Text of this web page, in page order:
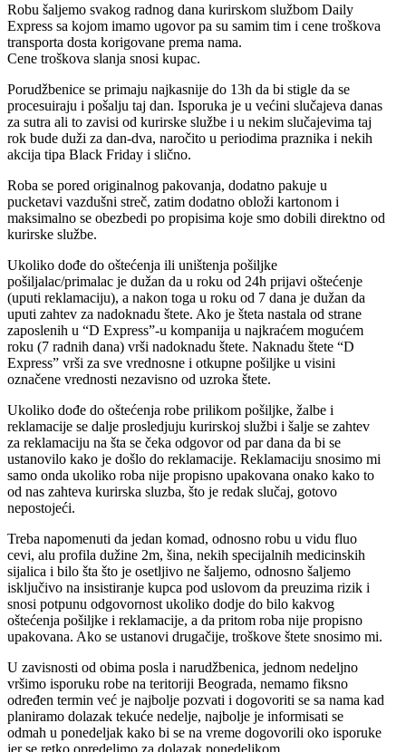
Robu šaljemo svakog radnog dana kurirskom službom Daily
Express sa kojom imamo ugovor pa su samim tim i cene troškova
transporta dosta korigovane prema nama.
Cene troškova slanja snosi kupac.
Porudžbenice se primaju najkasnije do 13h da bi stigle da se
procesuiraju i pošalju taj dan. Isporuka je u većini slučajeva danas
za sutra ali to zavisi od kurirske službe i u nekim slučajevima taj
rok bude duži za dan-dva, naročito u periodima praznika i nekih
akcija tipa Black Friday i slično.
Roba se pored originalnog pakovanja, dodatno pakuje u
pucketavi vazdušni streč, zatim dodatno obloži kartonom i
maksimalno se obezbedi po propisima koje smo dobili direktno od
kurirske službe.
Ukoliko dođe do oštećenja ili uništenja pošiljke
pošiljalac/primalac je dužan da u roku od 24h prijavi oštećenje
(uputi reklamaciju), a nakon toga u roku od 7 dana je dužan da
uputi zahtev za nadoknadu štete. Ako je šteta nastala od strane
zaposlenih u “D Express”-u kompanija u najkraćem mogućem
roku (7 radnih dana) vrši nadoknadu štete. Naknadu štete “D
Express” vrši za sve vrednosne i otkupne pošiljke u visini
označene vrednosti nezavisno od uzroka štete.
Ukoliko dođe do oštećenja robe prilikom pošiljke, žalbe i
reklamacije se dalje prosledjuju kurirskoj službi i šalje se zahtev
za reklamaciju na šta se čeka odgovor od par dana da bi se
ustanovilo kako je došlo do reklamacije. Reklamaciju snosimo mi
samo onda ukoliko roba nije propisno upakovana onako kako to
od nas zahteva kurirska sluzba, što je redak slučaj, gotovo
nepostojeći.
Treba napomenuti da jedan komad, odnosno robu u vidu fluo
cevi, alu profila dužine 2m, šina, nekih specijalnih medicinskih
sijalica i bilo šta što je osetljivo ne šaljemo, odnosno šaljemo
isključivo na insistiranje kupca pod uslovom da preuzima rizik i
snosi potpunu odgovornost ukoliko dodje do bilo kakvog
oštećenja pošiljke i reklamacije, a da pritom roba nije propisno
upakovana. Ako se ustanovi drugačije, troškove štete snosimo mi.
U zavisnosti od obima posla i narudžbenica, jednom nedeljno
vršimo isporuku robe na teritoriji Beograda, nemamo fiksno
određen termin već je najbolje pozvati i dogovoriti se sa nama kad
planiramo dolazak tekuće nedelje, najbolje je informisati se
odmah u ponedeljak kako bi se na vreme dogovorili oko isporuke
jer se retko opredelimo za dolazak ponedeljkom.